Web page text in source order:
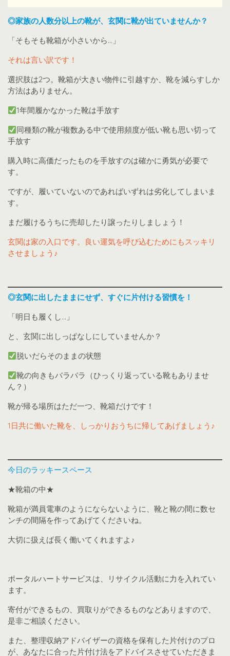
◎家族の人数分以上の靴が、玄関に靴が出ていませんか？
「そもそも靴箱が小さいから…」
それは言い訳です！
選択肢は2つ。靴箱が大きい物件に引越すか、靴を減らすしか
方法はありません。
1年間履かなかった靴は手放す
同種類の靴が複数ある中で使用頻度が低い靴も思い切って
手放す
購入時に高価だったものを手放すのは確かに勇気が必要で
す。
ですが、履いていないのであればいずれは劣化してしまいま
す。
まだ履けるうちに売却したり譲ったりしましょう！
玄関は家の入口です。良い運気を呼び込むためにもスッキリ
させましょう♪
◎玄関に出したままにせず、すぐに片付ける習慣を！
「明日も履くし…」
と、玄関に出しっぱなしにしていませんか？
脱いだらそのままの状態
靴の向きもバラバラ（ひっくり返っている靴もありませ
ん？）
靴が帰る場所はただ一つ、靴箱だけです！
1日共に働いた靴を、しっかりおうちに帰してあげましょう♪
今日のラッキースペース
★靴箱の中★
靴箱が満員電車のようにならないように、靴と靴の間に数セ
ンチの間隔を作ってあげてくださいね。
大切に扱えば長く働いてくれますよ♪
ポータルハートサービスは、リサイクル活動に力を入れてい
ます。
寄付ができるもの、買取りができるものなどありますので、
是非ご相談ください。
また、整理収納アドバイザーの資格を保有した片付けのプロ
が、あなたに合った片付け法をアドバイスさせていただきま